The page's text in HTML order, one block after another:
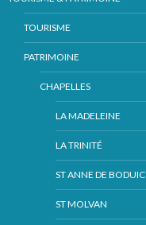
TOURISME
PATRIMOINE
CHAPELLES
LA MADELEINE
LA TRINITÉ
ST ANNE DE BODUIC
ST MOLVAN